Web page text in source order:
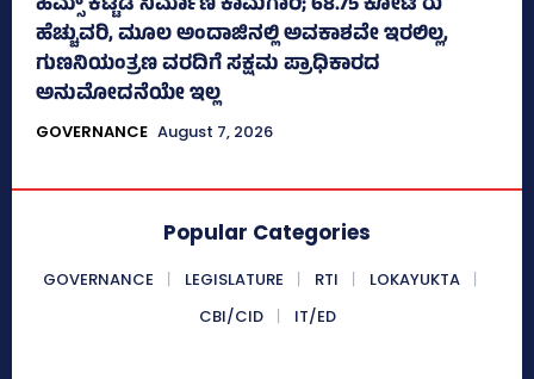
ಹೆಚ್ಚುವರಿ, ಮೂಲ ಅಂದಾಜಿನಲ್ಲಿ ಅವಕಾಶವೇ ಇರಲಿಲ್ಲ,
ಗುಣನಿಯಂತ್ರಣ ವರದಿಗೆ ಸಕ್ಷಮ ಪ್ರಾಧಿಕಾರದ
ಅನುಮೋದನೆಯೇ ಇಲ್ಲ
GOVERNANCE August 7, 2026
Popular Categories
GOVERNANCE LEGISLATURE RTI
LOKAYUKTA
CBI/CID
IT/ED